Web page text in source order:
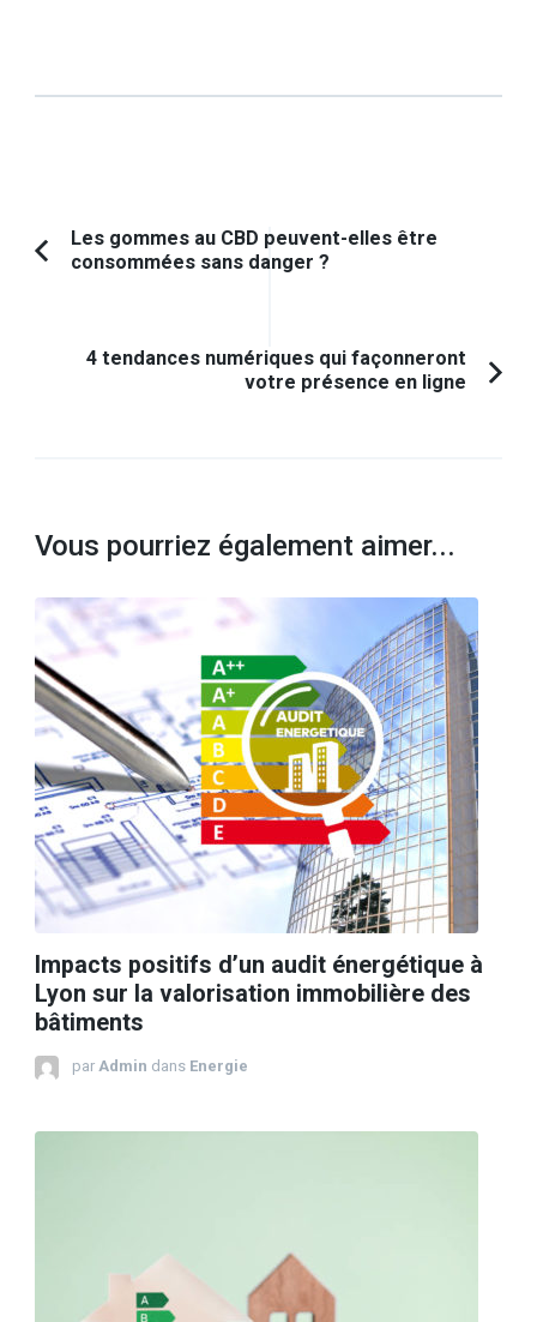
Navigation
d'article
Article
Les gommes au CBD peuvent-elles être
consommées sans danger ?
4 tendances numériques qui façonneront
votre présence en ligne
Vous pourriez également aimer...
Impacts positifs d’un audit énergétique à
Lyon sur la valorisation immobilière des
bâtiments
par Admin dans Energie